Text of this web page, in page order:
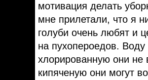
мотивация делать
мне прилетали, что я
голуби очень любят и
на пухопероедов.
хлорированную они не
кипяченую они могут